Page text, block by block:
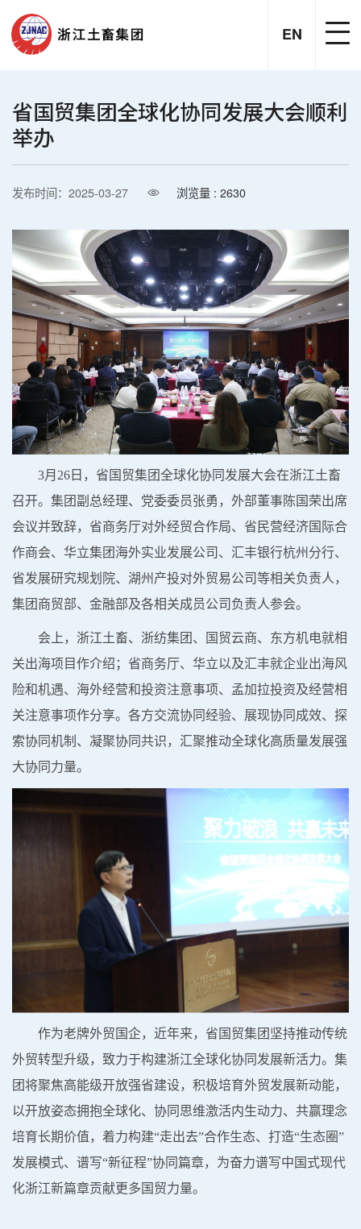
EN
省国贸集团全球化协同发展大会顺利
举办
发布时间：2025-03-27 浏览量 : 2630
3月26日，省国贸集团全球化协同发展大会在浙江土畜
召开。集团 副总经理、 党委委员张勇 ， 外部董事陈国荣出席
会议并致辞，省商务厅对外经贸合作局、省民营经济国际合
作商会、华立集团海外实业发展公司、汇丰银行杭州分行、
省发展研究规划院、湖州产投对外贸易公司等相关负责人 ，
集团商贸部、金融部及各相关成员公司负责人参会。
会上 ， 浙江土畜、浙纺集团、国贸云商、东方机电就相
关出海项目作介绍 ； 省商务厅、华立以及汇丰就企业出海风
险和机遇、海外经营和投资注意事项、孟加拉投资及经营相
关注意事项作分享。 各方交流协同经验、展现协同成效、探
索协同机制、凝聚协同共识，汇聚推动全球化高质量发展强
大协同力量。
作为老牌外贸国企，近年来，省国贸集团坚持推动传统
外贸转型升级，致力于构建浙江全球化协同发展新活力。 集
团将聚焦高能级开放强省建设， 积极培育外贸发展新动能，
以开放姿态拥抱全球化、 协同思维激活内生动力、 共赢理念
培育长期价值， 着力构建“走出去”合作生态、 打造“生态圈”
发展模式、 谱写“新征程”协同篇章， 为奋力谱写中国式现代
化浙江新篇章贡献更多国贸力量。